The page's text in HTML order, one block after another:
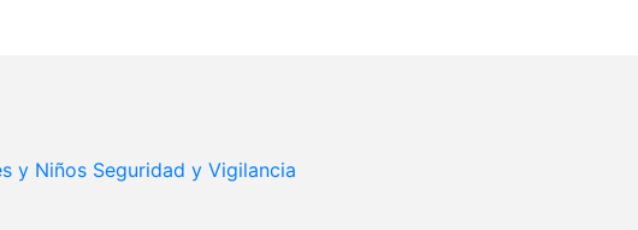
y Niños Seguridad y Vigilancia